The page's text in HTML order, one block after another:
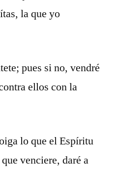
la que yo
pues si no, vendré
ellos con la
lo que el Espíritu
venciere, daré a